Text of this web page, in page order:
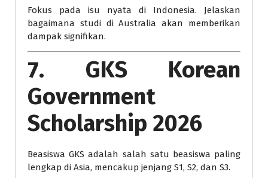
Fokus pada isu nyata di Indonesia. Jelaskan
bagaimana studi di Australia akan memberikan
dampak signifikan.
7. GKS Korean
Government
Scholarship 2026
Beasiswa GKS adalah salah satu beasiswa paling
lengkap di Asia, mencakup jenjang S1, S2, dan S3.